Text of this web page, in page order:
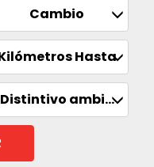
Cambio
Hasta
Distintivo ambiental